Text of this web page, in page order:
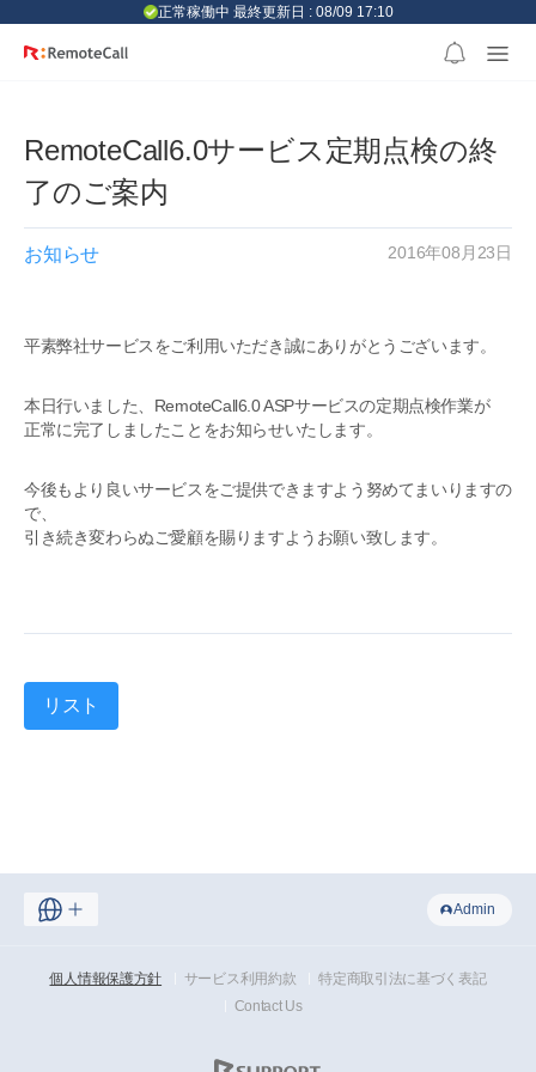
正常稼働中 最終更新日 : 08/09 17:10
RemoteCall6.0サービス定期点検の終
了のご案内
お知らせ 2016年08月23日
平素弊社サービスをご利用いただき誠にありがとうございます。
本日行いました、RemoteCall6.0 ASPサービスの定期点検作業が
正常に完了しましたことをお知らせいたします。
今後もより良いサービスをご提供できますよう努めてまいりますの
で、
引き続き変わらぬご愛顧を賜りますようお願い致します。
リスト
Admin
個人情報保護方針 サービス利用約款
特定商取引法に基づく表記
Contact Us